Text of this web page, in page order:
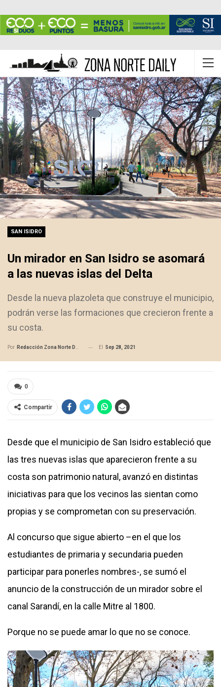
SAN ISIDRO
Un mirador en San Isidro se asomará
a las nuevas islas del Delta
Desde la nueva plazoleta que construye el municipio,
podrán verse las formaciones que crecieron frente a
su costa.
Por Redacción Zona Norte Daily El Sep 28, 2021
0
Compartir
Desde que el municipio de San Isidro estableció que
las tres nuevas islas que aparecieron frente a su
costa son patrimonio natural, avanzó en distintas
iniciativas para que los vecinos las sientan como
propias y se comprometan con su preservación.
Al concurso que sigue abierto –en el que los
estudiantes de primaria y secundaria pueden
participar para ponerles nombres-, se sumó el
anuncio de la construcción de un mirador sobre el
canal Sarandí, en la calle Mitre al 1800.
Porque no se puede amar lo que no se conoce.